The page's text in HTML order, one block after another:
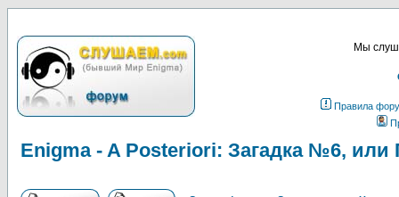
Мы
Правила
Enigma - A Posteriori: Загадка №6, или